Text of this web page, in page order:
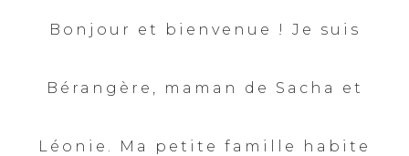
Bonjour et bienvenue ! Je suis
Bérangère, maman de Sacha et
Léonie. Ma petite famille habite